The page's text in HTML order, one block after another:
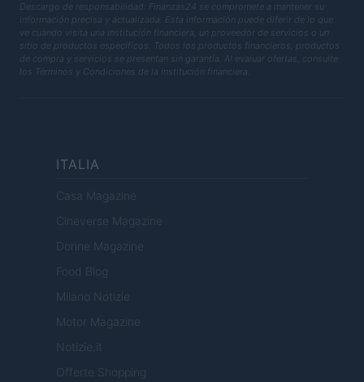
Descargo de responsabilidad: Finanzas24 se compromete a mantener su
información precisa y actualizada. Esta información puede diferir de lo que
ve cuando visita una institución financiera, un proveedor de servicios o un
sitio de productos específicos. Todos los productos financieros, productos
de compra y servicios se presentan sin garantía. Al evaluar ofertas, consulte
los Términos y Condiciones de la institución financiera.
ITALIA
Casa Magazine
Cineverse Magazine
Donne Magazine
Food Blog
Milano Notizie
Motor Magazine
Notizie.it
Offerte Shopping